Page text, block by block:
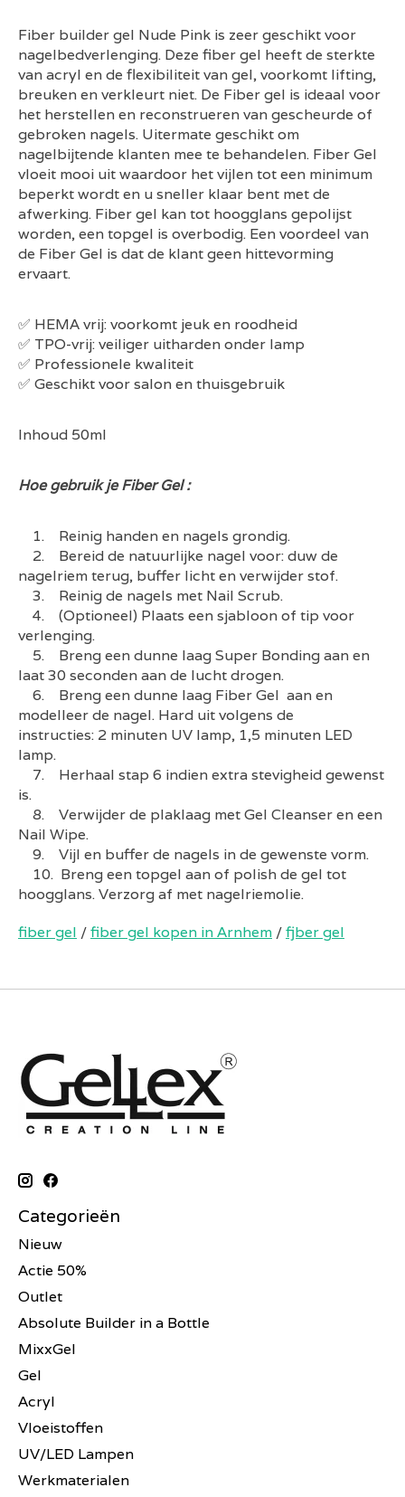
Fiber builder gel Nude Pink is zeer geschikt voor
nagelbedverlenging. Deze fiber gel heeft de sterkte
van acryl en de flexibiliteit van gel, voorkomt lifting,
breuken en verkleurt niet. De Fiber gel is ideaal voor
het herstellen en reconstrueren van gescheurde of
gebroken nagels. Uitermate geschikt om
nagelbijtende klanten mee te behandelen. Fiber Gel
vloeit mooi uit waardoor het vijlen tot een minimum
beperkt wordt en u sneller klaar bent met de
afwerking. Fiber gel kan tot hoogglans gepolijst
worden, een topgel is overbodig. Een voordeel van
de Fiber Gel is dat de klant geen hittevorming
ervaart.
✅ HEMA vrij: voorkomt jeuk en roodheid
✅ TPO-vrij: veiliger uitharden onder lamp
✅ Professionele kwaliteit
✅ Geschikt voor salon en thuisgebruik
Inhoud 50ml
Hoe gebruik je Fiber Gel :
1. Reinig handen en nagels grondig.
2. Bereid de natuurlijke nagel voor: duw de
nagelriem terug, buffer licht en verwijder stof.
3. Reinig de nagels met Nail Scrub.
4. (Optioneel) Plaats een sjabloon of tip voor
verlenging.
5. Breng een dunne laag Super Bonding aan en
laat 30 seconden aan de lucht drogen.
6. Breng een dunne laag Fiber Gel aan en
modelleer de nagel. Hard uit volgens de
instructies: 2 minuten UV lamp, 1,5 minuten LED
lamp.
7. Herhaal stap 6 indien extra stevigheid gewenst
is.
8. Verwijder de plaklaag met Gel Cleanser en een
Nail Wipe.
9. Vijl en buffer de nagels in de gewenste vorm.
10. Breng een topgel aan of polish de gel tot
hoogglans. Verzorg af met nagelriemolie.
fiber gel /fiber gel kopen in Arnhem /fjber gel
Categorieën
Nieuw
Actie 50%
Outlet
Absolute Builder in a Bottle
MixxGel
Gel
Acryl
Vloeistoffen
UV/LED Lampen
Werkmaterialen